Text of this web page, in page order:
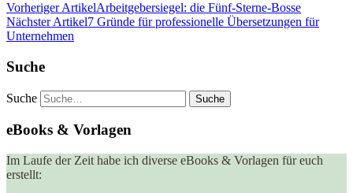
Vorheriger ArtikelArbeitgebersiegel: die Fünf-Sterne-Bosse
Nächster Artikel7 Gründe für professionelle Übersetzungen für
Unternehmen
Suche
Suche
eBooks & Vorlagen
Im Laufe der Zeit habe ich diverse eBooks & Vorlagen für euch
erstellt: